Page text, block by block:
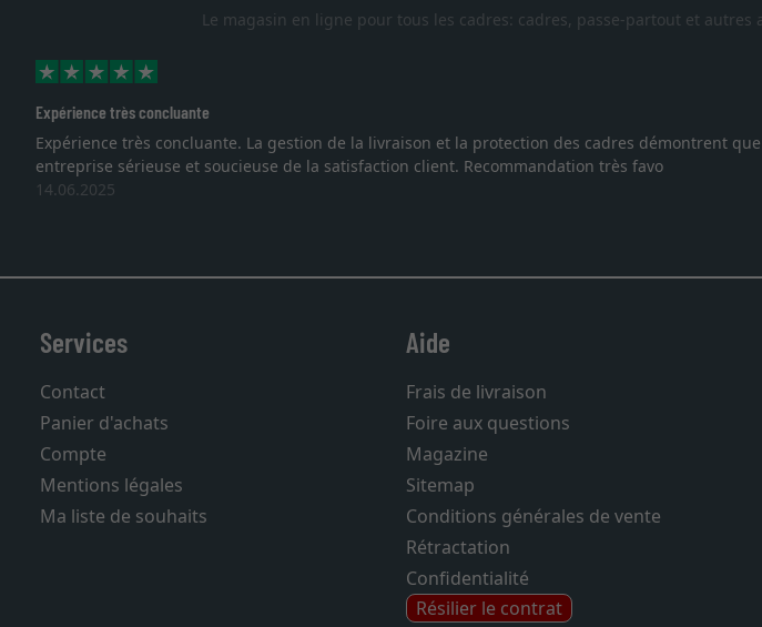
Le magasin en ligne pour tous les cadres: cadres, passe-partout et
face à une
Excellent
Je recherchais un cadre sur mesure pour une lithographie, je suis tombée
vous. Emballage professionnel, service et livraison dans les temps.
Services
Contact
Panier d'achats
Compte
Mentions légales
Ma liste de souhaits
Aide
Frais de livraison
Foire aux questions
Magazine
Sitemap
Conditions générales de vente
Rétractation
Confidentialité
Résilier le contrat